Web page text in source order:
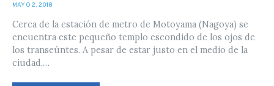
POSTED
MAYO 2, 2018
Cerca de la estación de metro de Motoyama (Nagoya) se
encuentra este pequeño templo escondido de los ojos de
los transeúntes. A pesar de estar justo en el medio de la
ciudad,…